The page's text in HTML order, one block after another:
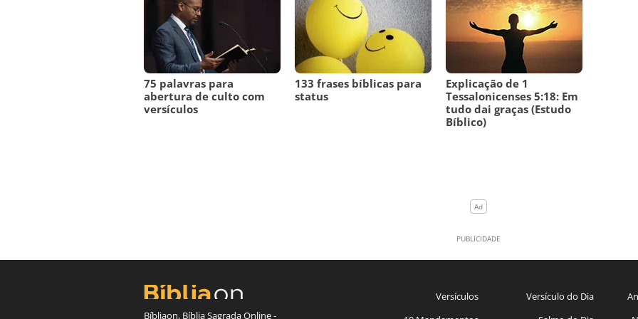
75 palavras para
abertura de culto com
versículos
133 frases bíblicas para
status
Explicação de 1
Tessalonicenses 5:18: Em
tudo dai graças (Estudo
Bíblico)
Bíbliaon, Bíblia Sagrada Online -
Versículos
Versículo do Dia